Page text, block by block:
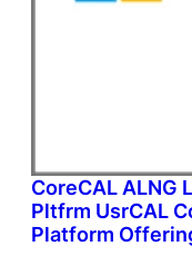
CoreCAL ALNG
Pltfrm UsrCAL
Platform